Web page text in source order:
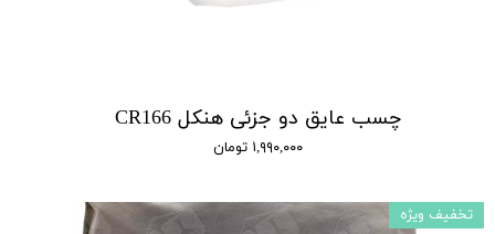
چسب عایق دو جزئی هنکل CR166
۱,۹۹۰,۰۰۰ تومان
تخفیف ویژه